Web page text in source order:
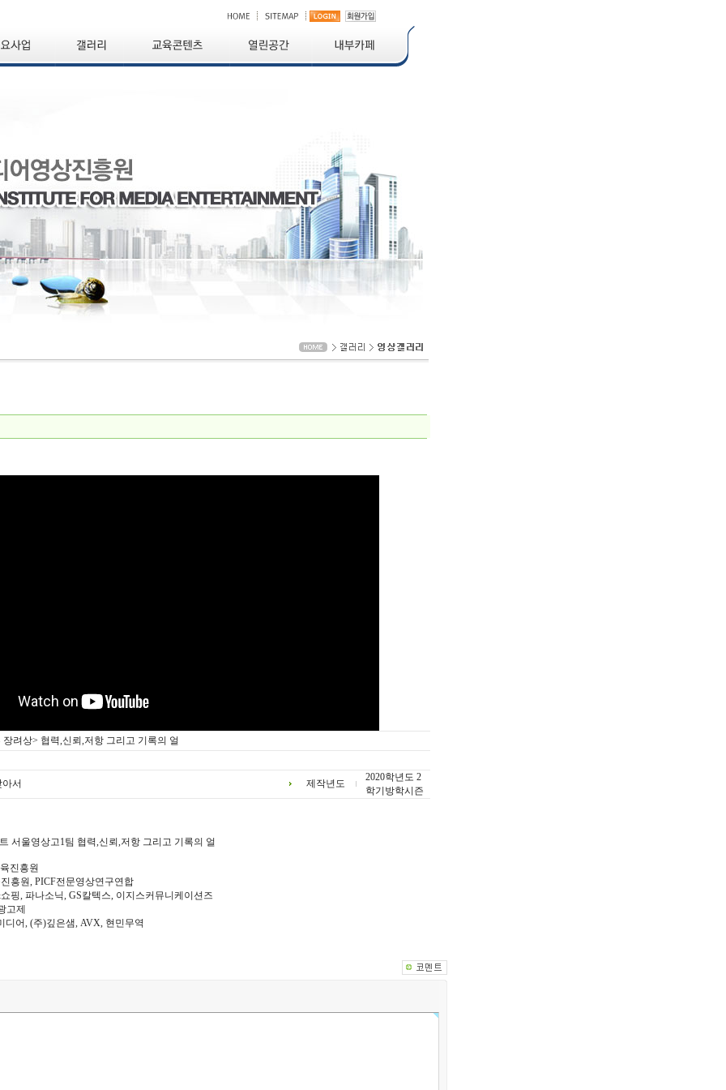
려상> 협력,신뢰,저항 그리고 기록의 얼
서 제작년도
2020학년도 2
학기방학시즌
서울영상고1팀 협력,신뢰,저항 그리고 기록의 얼
진흥원
흥원, PICF전문영상연구연합
핑, 파나소닉, GS칼텍스, 이지스커뮤니케이션즈
고제
어, (주)깊은샘, AVX, 현민무역